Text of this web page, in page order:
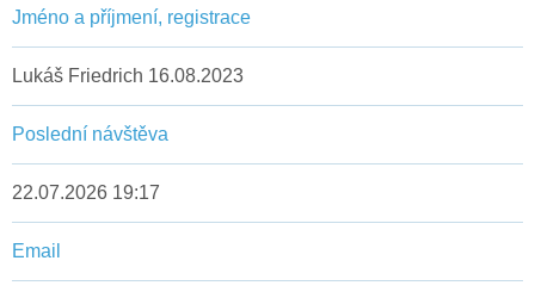
Jméno a příjmení, registrace
Lukáš Friedrich 16.08.2023
Poslední návštěva
22.07.2026 19:17
Email